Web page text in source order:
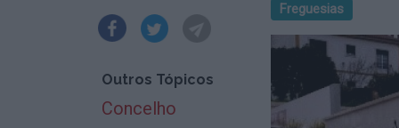
Outros Tópicos
Concelho
Freguesias